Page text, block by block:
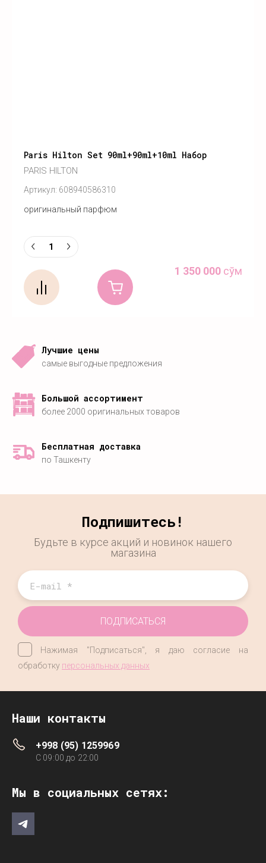
Paris Hilton Set 90ml+90ml+10ml Набор
PARIS HILTON
Артикул: 608940586310
оригинальный парфюм
1 350 000 сўм
Лучшие цены
самые выгодные предложения
Большой ассортимент
более 2000 оригинальных товаров
Бесплатная доставка
по Ташкенту
Подпишитесь!
Будьте в курсе акций и новинок нашего
магазина
Нажимая "Подписаться", я даю согласие на
обработку персональных данных
ПОДПИСАТЬСЯ
Наши контакты
+998 (95) 1259969
C 09:00 до 22:00
Мы в социальных сетях: